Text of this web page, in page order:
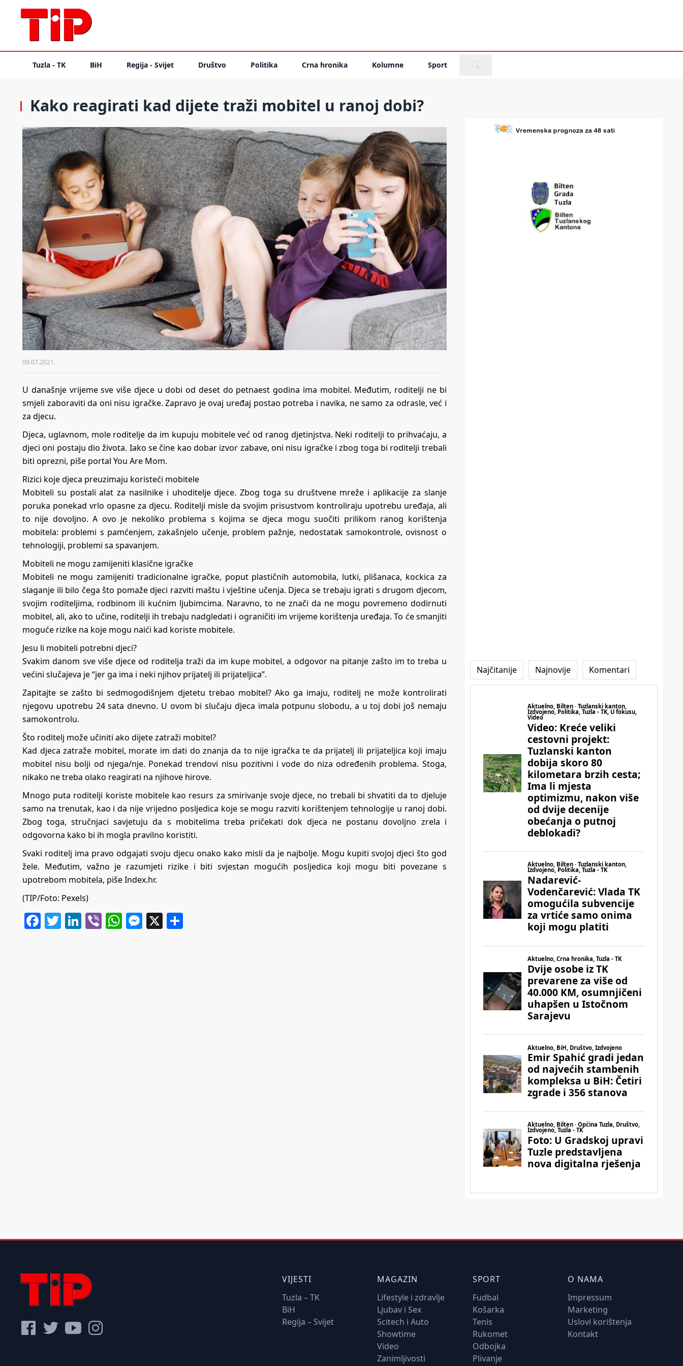
Tuzla - TK BiH Regija - Svijet Društvo Politika Crna hronika Kolumne Sport
Kako reagirati kad dijete traži mobitel u ranoj dobi?
09.07.2021.
U današnje vrijeme sve više djece u dobi od deset do petnaest godina ima mobitel. Međutim, roditelji ne bi
smjeli zaboraviti da oni nisu igračke. Zapravo je ovaj uređaj postao potreba i navika, ne samo za odrasle, već i
za djecu.
Djeca, uglavnom, mole roditelje da im kupuju mobitele već od ranog djetinjstva. Neki roditelji to prihvaćaju, a
djeci oni postaju dio života. Iako se čine kao dobar izvor zabave, oni nisu igračke i zbog toga bi roditelji trebali
biti oprezni, piše portal You Are Mom.
Rizici koje djeca preuzimaju koristeći mobitele
Mobiteli su postali alat za nasilnike i uhoditelje djece. Zbog toga su društvene mreže i aplikacije za slanje
poruka ponekad vrlo opasne za djecu. Roditelji misle da svojim prisustvom kontroliraju upotrebu uređaja, ali
to nije dovoljno. A ovo je nekoliko problema s kojima se djeca mogu suočiti prilikom ranog korištenja
mobitela: problemi s pamćenjem, zakašnjelo učenje, problem pažnje, nedostatak samokontrole, ovisnost o
tehnologiji, problemi sa spavanjem.
Mobiteli ne mogu zamijeniti klasične igračke
Mobiteli ne mogu zamijeniti tradicionalne igračke, poput plastičnih automobila, lutki, plišanaca, kockica za
slaganje ili bilo čega što pomaže djeci razviti maštu i vještine učenja. Djeca se trebaju igrati s drugom djecom,
svojim roditeljima, rodbinom ili kućnim ljubimcima. Naravno, to ne znači da ne mogu povremeno dodirnuti
mobitel, ali, ako to učine, roditelji ih trebaju nadgledati i ograničiti im vrijeme korištenja uređaja. To će smanjiti
moguće rizike na koje mogu naići kad koriste mobitele.
Jesu li mobiteli potrebni djeci?
Svakim danom sve više djece od roditelja traži da im kupe mobitel, a odgovor na pitanje zašto im to treba u
većini slučajeva je “jer ga ima i neki njihov prijatelj ili prijateljica”.
Zapitajte se zašto bi sedmogodišnjem djetetu trebao mobitel? Ako ga imaju, roditelj ne može kontrolirati
njegovu upotrebu 24 sata dnevno. U ovom bi slučaju djeca imala potpunu slobodu, a u toj dobi još nemaju
samokontrolu.
Što roditelj može učiniti ako dijete zatraži mobitel?
Kad djeca zatraže mobitel, morate im dati do znanja da to nije igračka te da prijatelj ili prijateljica koji imaju
mobitel nisu bolji od njega/nje. Ponekad trendovi nisu pozitivni i vode do niza određenih problema. Stoga,
nikako ne treba olako reagirati na njihove hirove.
Mnogo puta roditelji koriste mobitele kao resurs za smirivanje svoje djece, no trebali bi shvatiti da to djeluje
samo na trenutak, kao i da nije vrijedno posljedica koje se mogu razviti korištenjem tehnologije u ranoj dobi.
Zbog toga, stručnjaci savjetuju da s mobitelima treba pričekati dok djeca ne postanu dovoljno zrela i
odgovorna kako bi ih mogla pravilno koristiti.
Svaki roditelj ima pravo odgajati svoju djecu onako kako misli da je najbolje. Mogu kupiti svojoj djeci što god
žele. Međutim, važno je razumjeti rizike i biti svjestan mogućih posljedica koji mogu biti povezane s
upotrebom mobitela, pišeIndex.hr.
(TIP/Foto: Pexels)
Facebook
Twitter
LinkedIn
ViberWhatsApp
Messenger
X
Najčitanije Najnovije Komentari
VIJESTI
Tuzla – TK
BiH
Regija – Svijet
MAGAZIN
Lifestyle i zdravlje
Ljubav i Sex
Scitech i Auto
Showtime
Video
Zanimljivosti
SPORT
Fudbal
Košarka
Tenis
Rukomet
Odbojka
Plivanje
O NAMA
Impressum
Marketing
Uslovi korištenja
Kontakt